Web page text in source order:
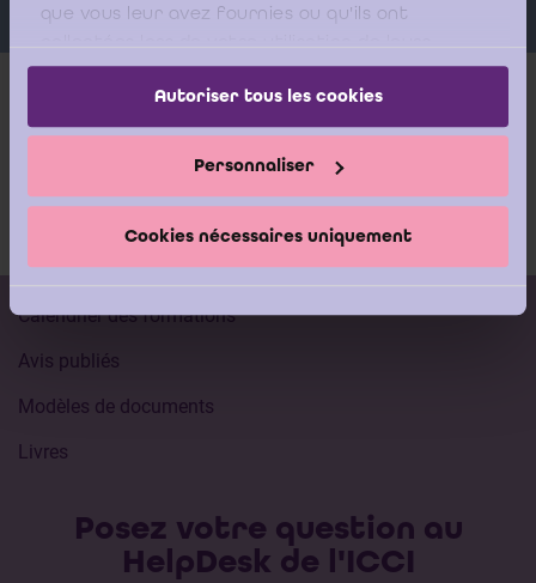
que vous leur avez fournies ou qu'ils ont
services.
Autoriser tous les cookies
Personnaliser
Cookies nécessaires uniquement
Plus d'infos
Entreprises en difficulté
Calendrier des formations
Avis publiés
Modèles de documents
Livres
Posez votre question au
HelpDesk de l'ICCI